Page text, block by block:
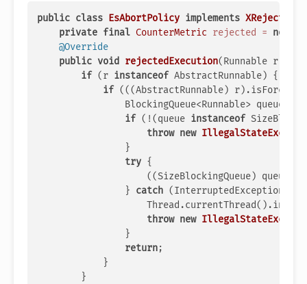
public class EsAbortPolicy implements
private final CounterMetric rejected = new
@Override
public void rejectedExecution(Runnable r,
if (r instanceof AbstractRunnable) {
if (((AbstractRunnable)
BlockingQueue<Runnable> queue =
if (!(queue instanceof
throw new
                }
try {
((SizeBlockingQueue)
                }
catch (InterruptedException e)
throw new
                }
return;
            }
        }